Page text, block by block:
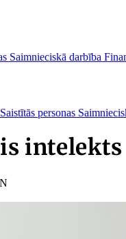
Saimnieciskā darbība
Saistītās personas
intelekts